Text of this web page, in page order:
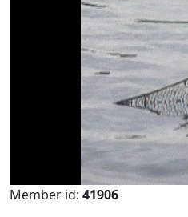
Member id: 41906